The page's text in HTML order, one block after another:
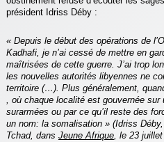
président Idriss Déby :
« Depuis le début des opérations de
Kadhafi, je n’ai cessé de mettre en
maîtrisées de cette guerre. J’ai trop
les nouvelles autorités libyennes ne
territoire (…). Plus généralement,
, où chaque localité est gouvernée
surarmées ou par ce qu’il reste des
un nom: la somalisation » (Idriss
Tchad, dans Jeune Afrique, le 23 juillet